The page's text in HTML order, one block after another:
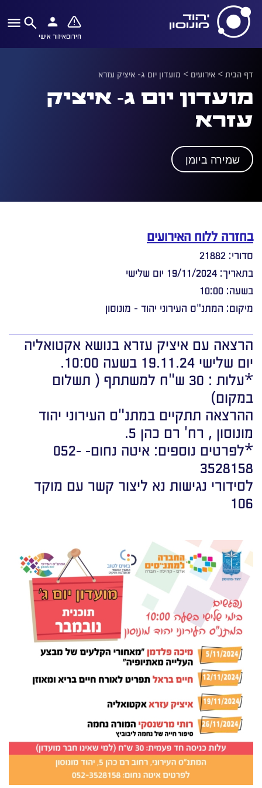
חירוםאיזור אישי
דף הבית> אירועים > מועדון יום ג- איציק עזרא
מועדון יום ג- איציק
עזרא
שמירה ביומן
בחזרה ללוח האירועים
סדורי: 21882
בתאריך: 19/11/2024 יום שלישי
בשעה: 10:00
מיקום: המתנ"ס העירוני יהוד - מונוסון
הרצאה עם איציק עזרא בנושא אקטואליה
יום שלישי 19.11.24 בשעה 10:00.
*עלות : 30 ש"ח למשתתף ( תשלום
במקום)
ההרצאה תתקיים במתנ"ס העירוני יהוד
מונוסון , רח' רם כהן 5.
*לפרטים נוספים: איטה נחום- 052-
3528158
לסידורי נגישות נא ליצור קשר עם מוקד
106